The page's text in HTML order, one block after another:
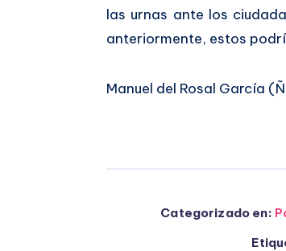
las urnas ante los
anteriormente, estos
Manuel del Rosal García
Categorizado en: